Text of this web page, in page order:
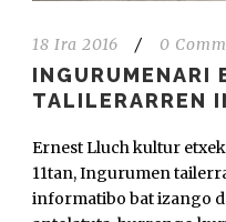
18 Ira 2016 / 0
INGURUMENARI
TALILERARREN
Ernest Lluch kultur
11tan, Ingurumen
informatibo bat izango